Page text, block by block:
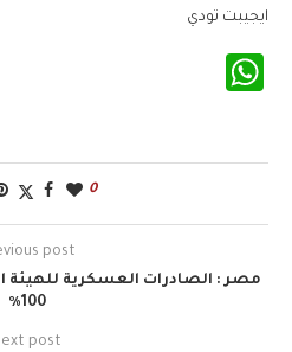
ايجيبت تودي
0
post
مصر : الصادرات العسكرية للهيئة
100٪
post